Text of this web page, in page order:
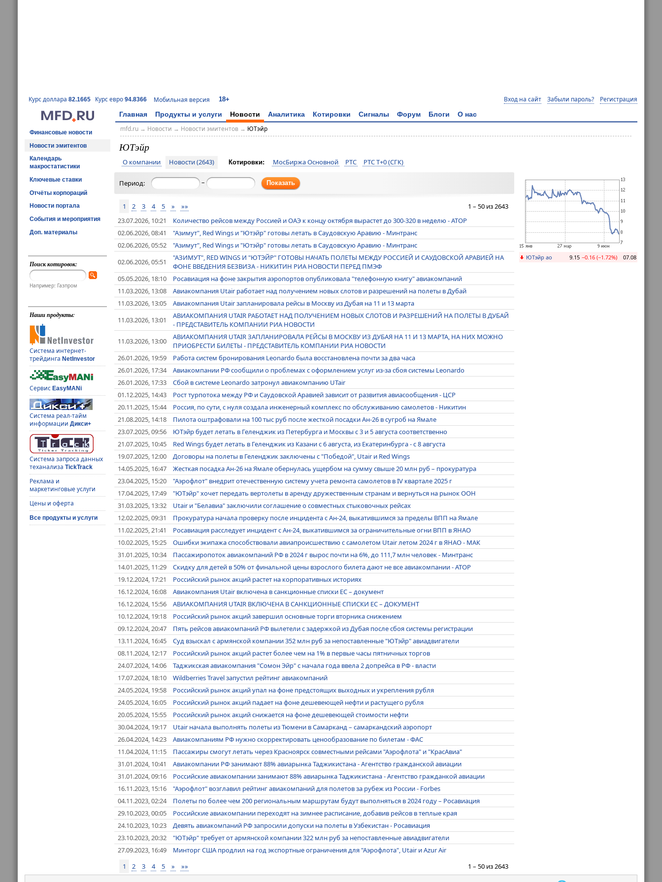
Курс доллара 82.1665 Курс евро 94.8366 Мобильная версия 18+ Вход на сайт Забыли пароль? Регистрация
Главная Продукты и услуги Новости Аналитика Котировки Сигналы Форум Блоги О нас
Финансовые новости
Новости эмитентов
Календарь
макростатистики
Ключевые ставки
Отчёты корпораций
Новости портала
События и мероприятия
Доп. материалы
Поиск котировок:
Например: Газпром
Наши продукты:
Система интернет-
трейдингаNetInvestor
СервисEasyMANi
Система реал-тайм
информацииДикси+
Система запроса данных
теханализаTickTrack
Реклама и
маркетинговые услуги
Цены и оферта
Все продукты и услуги
mfd.ru→ Новости → Новости эмитентов→ ЮТэйр
ЮТэйр
О компании Новости (2643) Котировки: МосБиржа Основной РТС РТС T+0 (СГК)
ЮТэйр ао 9.15 −0.16 (−1.72%) 07.08
Период: – Показать
1 – 50 из 2643
1 2 3 4 5 »
»»
23.07.2026, 10:21
Количество рейсов между Россией и ОАЭ к концу октября вырастет до 300-320 в неделю - АТОР
02.06.2026, 08:41
"Азимут", Red Wings и "Ютэйр" готовы летать в Саудовскую Аравию - Минтранс
02.06.2026, 05:52
"Азимут", Red Wings и "Ютэйр" готовы летать в Саудовскую Аравию - Минтранс
02.06.2026, 05:51
"АЗИМУТ", RED WINGS И "ЮТЭЙР" ГОТОВЫ НАЧАТЬ ПОЛЕТЫ МЕЖДУ РОССИЕЙ И САУДОВСКОЙ АРАВИЕЙ НА
ФОНЕ ВВЕДЕНИЯ БЕЗВИЗА - НИКИТИН РИА НОВОСТИ ПЕРЕД ПМЭФ
05.05.2026, 18:10
Росавиация на фоне закрытия аэропортов опубликовала "телефонную книгу" авиакомпаний
11.03.2026, 13:08
Авиакомпания Utair работает над получением новых слотов и разрешений на полеты в Дубай
11.03.2026, 13:05
Авиакомпания Utair запланировала рейсы в Москву из Дубая на 11 и 13 марта
11.03.2026, 13:01
АВИАКОМПАНИЯ UTAIR РАБОТАЕТ НАД ПОЛУЧЕНИЕМ НОВЫХ СЛОТОВ И РАЗРЕШЕНИЙ НА ПОЛЕТЫ В ДУБАЙ
- ПРЕДСТАВИТЕЛЬ КОМПАНИИ РИА НОВОСТИ
11.03.2026, 13:00
АВИАКОМПАНИЯ UTAIR ЗАПЛАНИРОВАЛА РЕЙСЫ В МОСКВУ ИЗ ДУБАЯ НА 11 И 13 МАРТА, НА НИХ МОЖНО
ПРИОБРЕСТИ БИЛЕТЫ - ПРЕДСТАВИТЕЛЬ КОМПАНИИ РИА НОВОСТИ
26.01.2026, 19:59
Работа систем бронирования Leonardo была восстановлена почти за два часа
26.01.2026, 17:34
Авиакомпании РФ сообщили о проблемах с оформлением услуг из-за сбоя системы Leonardo
26.01.2026, 17:33
Сбой в системе Leonardo затронул авиакомпанию UTair
01.12.2025, 14:43
Рост турпотока между РФ и Саудовской Аравией зависит от развития авиасообщения - ЦСР
20.11.2025, 15:44
Россия, по сути, с нуля создала инженерный комплекс по обслуживанию самолетов - Никитин
21.08.2025, 14:18
Пилота оштрафовали на 100 тыс руб после жесткой посадки Ан-26 в сугроб на Ямале
23.07.2025, 09:56
ЮТэйр будет летать в Геленджик из Петербурга и Москвы с 3 и 5 августа соответственно
21.07.2025, 10:45
Red Wings будет летать в Геленджик из Казани с 6 августа, из Екатеринбурга - с 8 августа
19.07.2025, 12:00
Договоры на полеты в Геленджик заключены с "Победой", Utair и Red Wings
14.05.2025, 16:47
Жесткая посадка Ан-26 на Ямале обернулась ущербом на сумму свыше 20 млн руб – прокуратура
23.04.2025, 15:20
"Аэрофлот" внедрит отечественную систему учета ремонта самолетов в IV квартале 2025 г
17.04.2025, 17:49
"ЮТэйр" хочет передать вертолеты в аренду дружественным странам и вернуться на рынок ООН
31.03.2025, 13:32
Utair и "Белавиа" заключили соглашение о совместных стыковочных рейсах
12.02.2025, 09:31
Прокуратура начала проверку после инцидента с Ан-24, выкатившимся за пределы ВПП на Ямале
11.02.2025, 21:41
Росавиация расследует инцидент с Ан-24, выкатившимся за ограничительные огни ВПП в ЯНАО
10.02.2025, 15:25
Ошибки экипажа способствовали авиапроисшествию с самолетом Utair летом 2024 г в ЯНАО - МАК
31.01.2025, 10:34
Пассажиропоток авиакомпаний РФ в 2024 г вырос почти на 6%, до 111,7 млн человек - Минтранс
14.01.2025, 11:29
Скидку для детей в 50% от финальной цены взрослого билета дают не все авиакомпании - АТОР
19.12.2024, 17:21
Российский рынок акций растет на корпоративных историях
16.12.2024, 16:08
Авиакомпания Utair включена в санкционные списки ЕС – документ
16.12.2024, 15:56
АВИАКОМПАНИЯ UTAIR ВКЛЮЧЕНА В САНКЦИОННЫЕ СПИСКИ ЕС – ДОКУМЕНТ
10.12.2024, 19:18
Российский рынок акций завершил основные торги вторника снижением
09.12.2024, 20:47
Пять рейсов авиакомпаний РФ вылетели с задержкой из Дубая после сбоя системы регистрации
13.11.2024, 16:45
Суд взыскал с армянской компании 352 млн руб за непоставленные "ЮТэйр" авиадвигатели
08.11.2024, 12:17
Российский рынок акций растет более чем на 1% в первые часы пятничных торгов
24.07.2024, 14:06
Таджикская авиакомпания "Сомон Эйр" с начала года ввела 2 допрейса в РФ - власти
17.07.2024, 18:10
Wildberries Travel запустил рейтинг авиакомпаний
24.05.2024, 19:58
Российский рынок акций упал на фоне предстоящих выходных и укрепления рубля
24.05.2024, 16:05
Российский рынок акций падает на фоне дешевеющей нефти и растущего рубля
20.05.2024, 15:55
Российский рынок акций снижается на фоне дешевеющей стоимости нефти
30.04.2024, 19:17
Utair начала выполнять полеты из Тюмени в Самарканд – самаркандский аэропорт
26.04.2024, 14:23
Авиакомпаниям РФ нужно скорректировать ценообразование по билетам - ФАС
11.04.2024, 11:15
Пассажиры смогут летать через Красноярск совместными рейсами "Аэрофлота" и "КрасАвиа"
31.01.2024, 10:41
Авиакомпании РФ занимают 88% авиарынка Таджикистана - Агентство гражданской авиации
31.01.2024, 09:16
Российские авиакомпании занимают 88% авиарынка Таджикистана - Агентство гражданкой авиации
16.11.2023, 15:16
"Аэрофлот" возглавил рейтинг авиакомпаний для полетов за рубеж из России - Forbes
04.11.2023, 02:24
Полеты по более чем 200 региональным маршрутам будут выполняться в 2024 году – Росавиация
29.10.2023, 00:05
Российские авиакомпании переходят на зимнее расписание, добавив рейсов в теплые края
24.10.2023, 10:23
Девять авиакомпаний РФ запросили допуски на полеты в Узбекистан - Росавиация
23.10.2023, 20:32
"ЮТэйр" требует от армянской компании 322 млн руб за непоставленные авиадвигатели
27.09.2023, 16:49
Минторг США продлил на год экспортные ограничения для "Аэрофлота", Utair и Azur Air
1 – 50 из 2643
1 2 3 4 5 » »»